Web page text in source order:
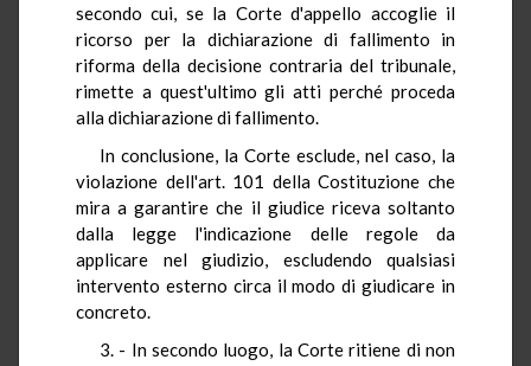
secondo cui, se la Corte d'appello accoglie il
ricorso per la dichiarazione di fallimento in
riforma della decisione contraria del tribunale,
rimette a quest'ultimo gli atti perché proceda
alla dichiarazione di fallimento.
In conclusione, la Corte esclude, nel caso, la
violazione dell'art. 101 della Costituzione che
mira a garantire che il giudice riceva soltanto
dalla legge l'indicazione delle regole da
applicare nel giudizio, escludendo qualsiasi
intervento esterno circa il modo di giudicare in
concreto.
3. - In secondo luogo, la Corte ritiene di non